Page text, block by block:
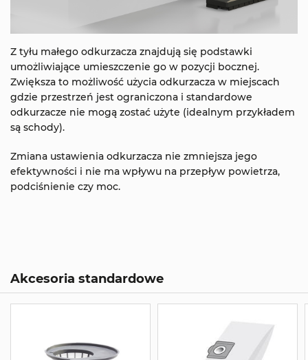
Z tyłu małego odkurzacza znajdują się podstawki
umożliwiające umieszczenie go w pozycji bocznej.
Zwiększa to możliwość użycia odkurzacza w miejscach
gdzie przestrzeń jest ograniczona i standardowe
odkurzacze nie mogą zostać użyte (idealnym przykładem
są schody).
Zmiana ustawienia odkurzacza nie zmniejsza jego
efektywności i nie ma wpływu na przepływ powietrza,
podciśnienie czy moc.
Akcesoria standardowe